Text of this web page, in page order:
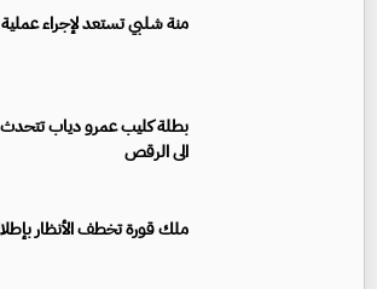
منة شلبي تستعد لإجراء
بطلة كليب عمرو دياب
الى الرقص
ملك قورة تخطف الأنظار